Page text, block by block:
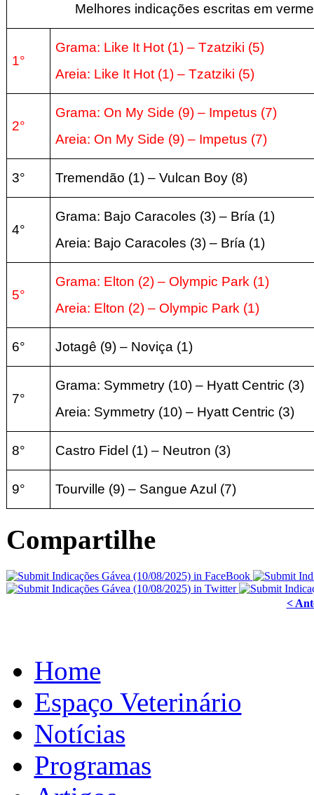
Melhores indicações escritas em
1°
Grama: Like It Hot (1) – Tzatziki (5)
Areia: Like It Hot (1) – Tzatziki (5)
2°
Grama: On My Side (9) – Impetus (7)
Areia: On My Side (9) – Impetus (7)
3° Tremendão (1) – Vulcan Boy(8)
4°
Grama: Bajo Caracoles (3) – Bría (1)
Areia: Bajo Caracoles (3) – Bría (1)
5°
Grama: Elton (2) – Olympic Park (1)
Areia: Elton (2) – Olympic Park (1)
6° Jotagê (9) – Noviça (1)
7°
Grama: Symmetry (10) – Hyatt Centric (3)
Areia: Symmetry (10) – Hyatt Centric (3)
8° Castro Fidel (1) – Neutron (3)
9° Tourville (9) – Sangue Azul (7)
Compartilhe
<
Home
Espaço Veterinário
Notícias
Programas